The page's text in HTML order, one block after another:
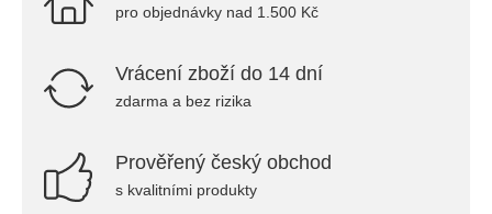
pro objednávky nad 1.500 Kč
Vrácení zboží do 14 dní
zdarma a bez rizika
Prověřený český obchod
s kvalitními produkty